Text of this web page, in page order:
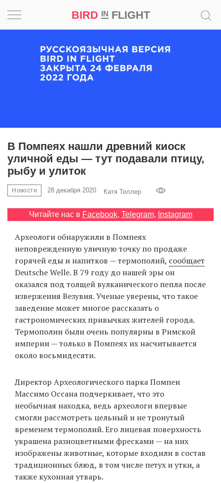
BIRD INFLIGHT
EN
UA
В Помпеях нашли древний киоск
уличной еды — тут подавали птицу,
рыбу и улиток
Новости 28 декабря 2020 Катя Теллер
Читайте нас в Facebook, Telegram, Instagram
Археологи обнаружили в Помпеях
неповрежденную уличную точку по продаже
горячей еды и напитков — термополий, сообщает
Deutsche Welle. В 79 году до нашей эры он
оказался под толщей вулканического пепла после
извержения Везувия. Ученые уверены, что такое
заведение может многое рассказать о
гастрономических привычках жителей города.
Термополии были очень популярны в Римской
империи — только в Помпеях их насчитывается
около восьмидесяти.
Директор Археологического парка Помпеи
Массимо Оссана подчеркивает, что это
необычная находка, ведь археологи впервые
смогли рассмотреть цельный и не тронутый
временем термополий. Его лицевая поверхность
украшена разноцветными фресками — на них
изображены животные, которые входили в состав
традиционных блюд, в том числе петух и утки, а
также кухонная утварь.